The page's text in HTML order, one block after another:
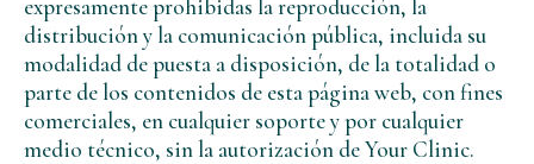
expresamente prohibidas la reproducción, la
distribución y la comunicación pública, incluida su
modalidad de puesta a disposición, de la totalidad o
parte de los contenidos de esta página web, con fines
comerciales, en cualquier soporte y por cualquier
medio técnico, sin la autorización de Your Clinic.